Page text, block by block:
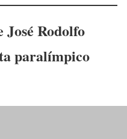
José Rodolfo
paralímpico